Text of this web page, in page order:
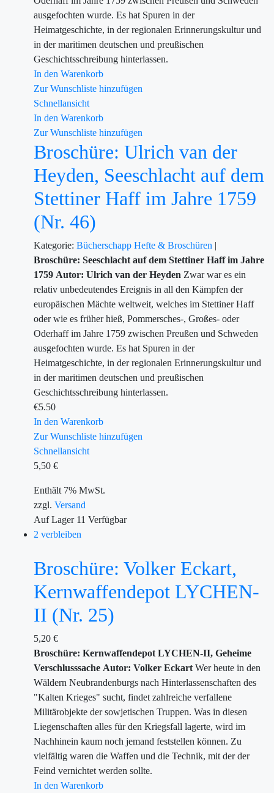
ausgefochten wurde. Es hat Spuren in der
Heimatgeschichte, in der regionalen Erinnerungskultur und
in der maritimen deutschen und preußischen
Geschichtsschreibung hinterlassen.
In den Warenkorb
Zur Wunschliste hinzufügen
Schnellansicht
In den Warenkorb
Zur Wunschliste hinzufügen
Broschüre: Ulrich van der
Heyden, Seeschlacht auf dem
Stettiner Haff im Jahre 1759
(Nr. 46)
Kategorie: Bücherschapp Hefte & Broschüren |
Broschüre: Seeschlacht auf dem Stettiner Haff im Jahre
1759 Autor: Ulrich van der Heyden Zwar war es ein
relativ unbedeutendes Ereignis in all den Kämpfen der
europäischen Mächte weltweit, welches im Stettiner Haff
oder wie es früher hieß, Pommersches-, Großes- oder
Oderhaff im Jahre 1759 zwischen Preußen und Schweden
ausgefochten wurde. Es hat Spuren in der
Heimatgeschichte, in der regionalen Erinnerungskultur und
in der maritimen deutschen und preußischen
Geschichtsschreibung hinterlassen.
€5.50
In den Warenkorb
Zur Wunschliste hinzufügen
Schnellansicht
5,50 €
Enthält 7% MwSt.
zzgl. Versand
Auf Lager11 Verfügbar
2 verbleiben
Broschüre: Volker Eckart,
Kernwaffendepot LYCHEN-
II (Nr. 25)
5,20 €
Broschüre: Kernwaffendepot LYCHEN-II, Geheime
Verschlusssache Autor: Volker Eckart Wer heute in den
Wäldern Neubrandenburgs nach Hinterlassenschaften des
"Kalten Krieges" sucht, findet zahlreiche verfallene
Militärobjekte der sowjetischen Truppen. Was in diesen
Liegenschaften alles für den Kriegsfall lagerte, wird im
Nachhinein kaum noch jemand feststellen können. Zu
vielfältig waren die Waffen und die Technik, mit der der
Feind vernichtet werden sollte.
In den Warenkorb